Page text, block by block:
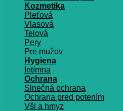
Kozmetika
Pleťová
Vlasová
Telová
Pery
Pre mužov
Hygiena
Intímna
Ochrana
Slnečná ochrana
Ochrana pred potením
Vši a hmyz